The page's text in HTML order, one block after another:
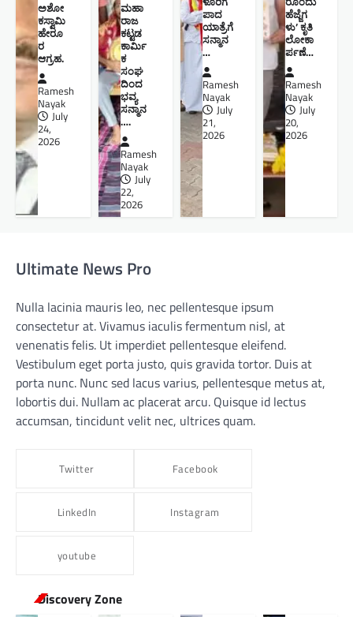
ಅಶೋ
ಕಸ್ವಾಮಿ
ಹೇರೂ
ರ
ಆಗ್ರಹ.
Ramesh
Nayak
July
24,
2026
ಮಹಾ
ರಾಜ
ಕಟ್ಟಡ
ಕಾರ್ಮಿ
ಕ
ಸಂಘ
ದಿಂದ
ಭವ್ಯ
ಸನ್ಮಾನ
….
Ramesh
Nayak
July
22,
2026
ಪಾದ
ಯಾತ್ರೆಗೆ
ಸನ್ಮಾನ
…
Ramesh
Nayak
July
21,
2026
ಹೆಜ್ಜೆಗ
ಳು’ ಕೃತಿ
ಲೋಕಾ
ರ್ಪಣೆ…
Ramesh
Nayak
July
20,
2026
Ultimate News Pro
Nulla lacinia mauris leo, nec pellentesque ipsum
consectetur at. Vivamus iaculis fermentum nisl, at
venenatis felis. Ut imperdiet pellentesque eleifend.
Vestibulum eget porta justo, quis gravida tortor. Duis at
porta nunc. Nunc sed lacus varius, pellentesque metus at,
lobortis dui. Nullam ac placerat arcu. Quisque id lectus
accumsan, tincidunt velit nec, ultrices quam.
Twitter Facebook
LinkedIn Instagram
youtube
Discovery Zone